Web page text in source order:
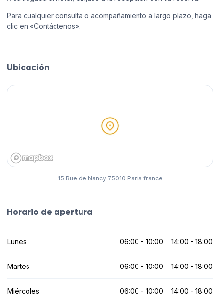
Para cualquier consulta o acompañamiento a largo plazo, haga
clic en «Contáctenos».
Ubicación
15 Rue de Nancy 75010 Paris france
Horario de apertura
Lunes 06:00 - 10:00 14:00 - 18:00
Martes 06:00 - 10:00 14:00 - 18:00
Miércoles 06:00 - 10:00 14:00 - 18:00